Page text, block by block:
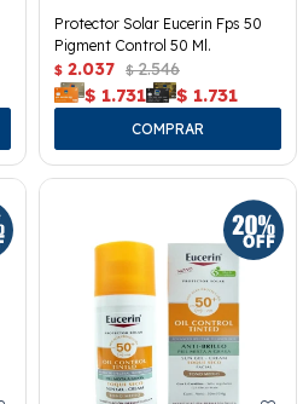
Protector Solar Eucerin Fps 50
Pigment Control 50 Ml.
$ 2.037 $ 2.546
$ 1.731 $ 1.731